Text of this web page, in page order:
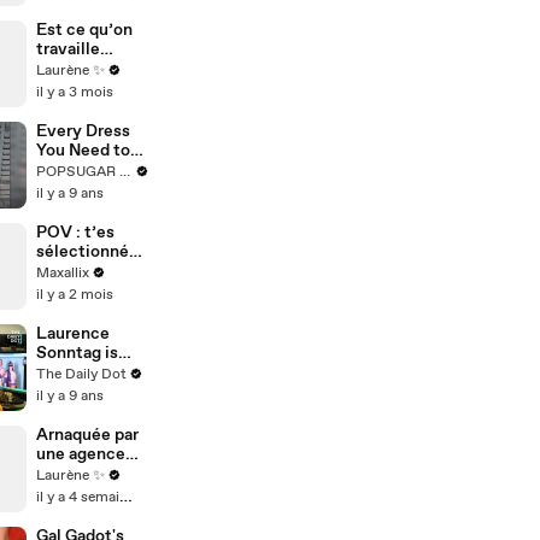
Est ce qu’on
travaille
vraiment
moins
Laurène ✨
il y a 3 mois
Every Dress
You Need to
See From the
Vanity Fair
Afterparty in
60 Seconds
POPSUGAR Fashion
il y a 9 ans
POV : t’es
sélectionné
au RC LENS💛
❤️
Maxallix
il y a 2 mois
Laurence
Sonntag is
bringing the
Haus of Pain
The Daily Dot
il y a 9 ans
Arnaquée par
une agence
d’influence
Laurène ✨
il y a 4 semaines